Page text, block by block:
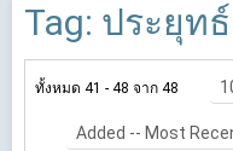
Tag: ประยุท
ทั้งหมด 41 - 48 จาก 48